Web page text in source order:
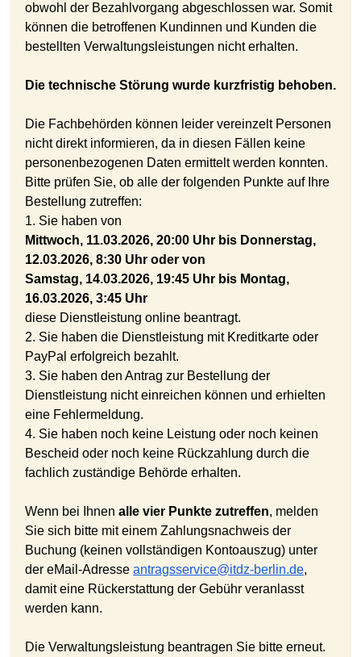
obwohl der Bezahlvorgang abgeschlossen war. Somit
können die betroffenen Kundinnen und Kunden die
bestellten Verwaltungsleistungen nicht erhalten.
Die technische Störung wurde kurzfristig behoben.
Die Fachbehörden können leider vereinzelt Personen
nicht direkt informieren, da in diesen Fällen keine
personenbezogenen Daten ermittelt werden konnten.
Bitte prüfen Sie, ob alle der folgenden Punkte auf Ihre
Bestellung zutreffen:
1. Sie haben von
Mittwoch, 11.03.2026, 20:00 Uhr bis Donnerstag,
12.03.2026, 8:30 Uhr oder von
Samstag, 14.03.2026, 19:45 Uhr bis Montag,
16.03.2026, 3:45 Uhr
diese Dienstleistung online beantragt.
2. Sie haben die Dienstleistung mit Kreditkarte oder
PayPal erfolgreich bezahlt.
3. Sie haben den Antrag zur Bestellung der
Dienstleistung nicht einreichen können und erhielten
eine Fehlermeldung.
4. Sie haben noch keine Leistung oder noch keinen
Bescheid oder noch keine Rückzahlung durch die
fachlich zuständige Behörde erhalten.
Wenn bei Ihnen alle vier Punkte zutreffen, melden
Sie sich bitte mit einem Zahlungsnachweis der
Buchung (keinen vollständigen Kontoauszug) unter
der eMail-Adresse antragsservice@itdz-berlin.de,
damit eine Rückerstattung der Gebühr veranlasst
werden kann.
Die Verwaltungsleistung beantragen Sie bitte erneut.